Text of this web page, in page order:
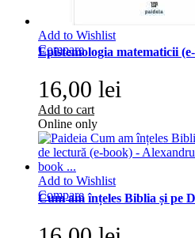
Add to Wishlist
Compare
Epistemologia matematicii
16,00 lei
Add to cart
Online only
Add to Wishlist
Compare
Cum am înțeles Biblia și pe